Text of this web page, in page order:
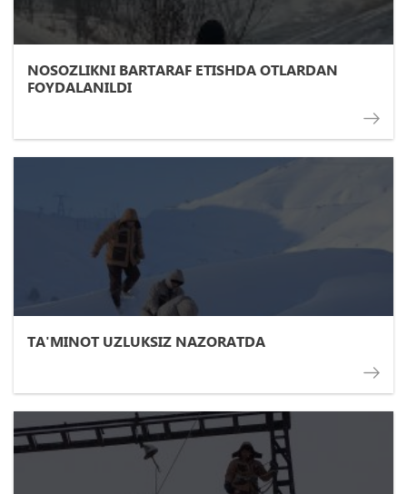
NOSOZLIKNI BARTARAF ETISHDA OTLARDAN
FOYDALANILDI
TA'MINOT UZLUKSIZ NAZORATDA